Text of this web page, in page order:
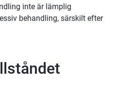
inte är lämplig
behandling, särskilt efter